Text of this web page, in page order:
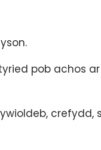
pob achos
crefydd,